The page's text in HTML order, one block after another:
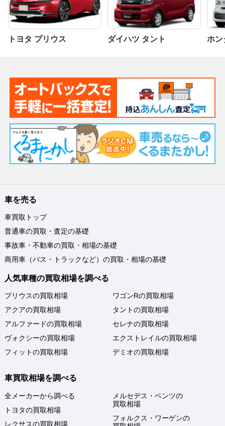
トヨタ プリウス ダイハツ タント ホン
車を売る
車買取トップ
普通車の買取・査定の基礎
事故車・不動車の買取・相場の基礎
商用車（バス・トラックなど）の買取・相場の基礎
人気車種の買取相場を調べる
プリウスの買取相場
アクアの買取相場
アルファードの買取相場
ヴォクシーの買取相場
フィットの買取相場
ワゴンRの買取相場
タントの買取相場
セレナの買取相場
エクストレイルの買取相場
デミオの買取相場
車買取相場を調べる
全メーカーから調べる
トヨタの買取相場
レクサスの買取相場
メルセデス・ベンツの
買取相場
フォルクス・ワーゲンの